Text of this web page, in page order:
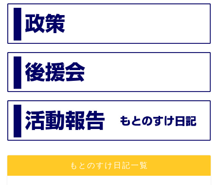
もとのすけ日記一覧